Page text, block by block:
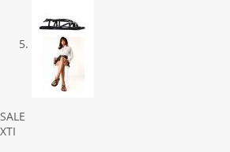
Previous
Next
SALE
XTI